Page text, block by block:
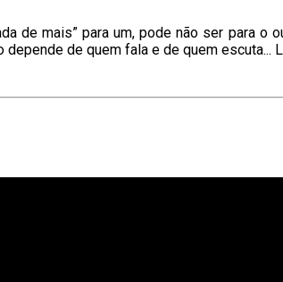
de mais” para um, pode não ser para o
de quem fala e de quem escuta...